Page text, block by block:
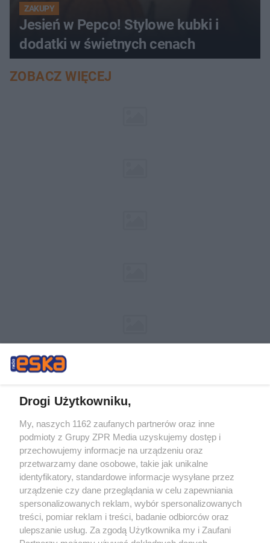
ZAKUPY
Jesień w Pepco! Stylowe kubki i
dodatki w świetnych cenach
ZOBACZ WIĘCEJ
Żaden utwór zamieszczony w serwisie nie może być powielany i
rozpowszechniany lub dalej rozpowszechniany w jakikolwiek sposób (w
tym także elektroniczny lub mechaniczny) na jakimkolwiek polu
eksploatacji w jakiejkolwiek formie, włącznie z umieszczaniem w Internecie
bez pisemnej zgody właściciela praw. Jakiekolwiek użycie lub
wykorzystanie utworów w całości lub w części z naruszeniem prawa, tzn.
bez właściwej zgody, jest zabronione pod groźbą kary i może być ścigane
prawnie.
Drogi Użytkowniku,
My, naszych 1162 zaufanych partnerów oraz inne
podmioty z Grupy ZPR Media uzyskujemy dostęp i
przechowujemy informacje na urządzeniu oraz
przetwarzamy dane osobowe, takie jak unikalne
identyfikatory, standardowe informacje wysyłane przez
urządzenie czy dane przeglądania w celu zapewniania
spersonalizowanych reklam, wybór spersonalizowanych
treści, pomiar reklam i treści, badanie odbiorców oraz
ulepszanie usług. Za zgodą Użytkownika my i Zaufani